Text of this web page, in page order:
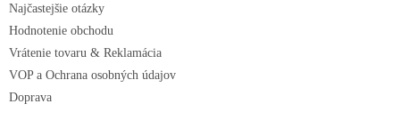
Najčastejšie otázky
Hodnotenie obchodu
Vrátenie tovaru & Reklamácia
VOP a Ochrana osobných údajov
Doprava